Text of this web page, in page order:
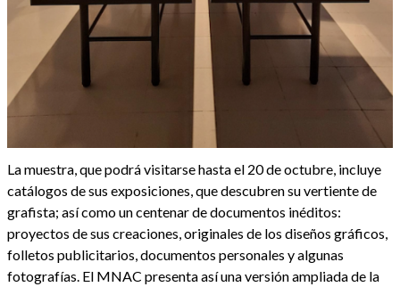
La muestra, que podrá visitarse hasta el 20 de octubre, incluye
catálogos de sus exposiciones, que descubren su vertiente de
grafista; así como un centenar de documentos inéditos:
proyectos de sus creaciones, originales de los diseños gráficos,
folletos publicitarios, documentos personales y algunas
fotografías. El MNAC presenta así una versión ampliada de la